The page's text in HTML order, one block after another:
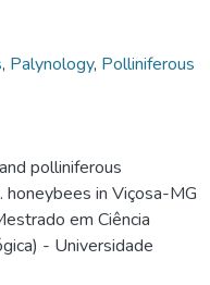
, Palynology, Polliniferous
polliniferous
in Viçosa-MG
em Ciência
- Universidade